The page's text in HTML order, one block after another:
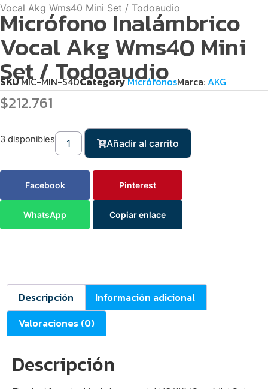
Vocal Akg Wms40 Mini Set / Todoaudio
Micrófono Inalámbrico
Vocal Akg Wms40 Mini
Set / Todoaudio
SKUMIC-MIN-S40CategoryMicrófonosMarca:AKG
$212.761
3 disponibles Añadir al carrito
Facebook Pinterest
WhatsApp Copiar enlace
Descripción
Información adicional
Valoraciones (0)
Descripción